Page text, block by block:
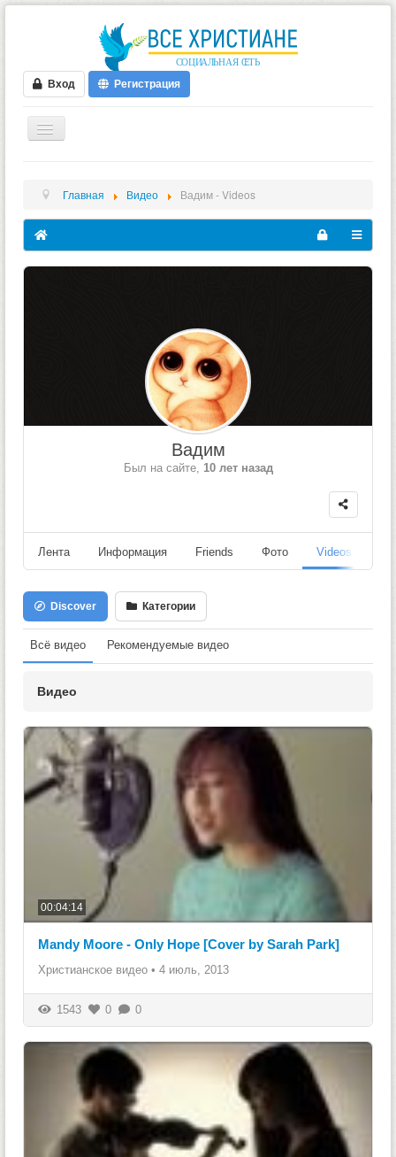
Вход Регистрация
ФОРУМ
ВИДЕО
БЛОГИ
Главная Видео Вадим - Videos
Вадим
Был на сайте, 10 лет назад
Лента Информация Friends Фото Videos
Discover Категории
Всё видео Рекомендуемые видео
Видео
00:04:14
Mandy Moore - Only Hope [Cover by Sarah Park]
Христианское видео • 4 июль, 2013
1543 0 0